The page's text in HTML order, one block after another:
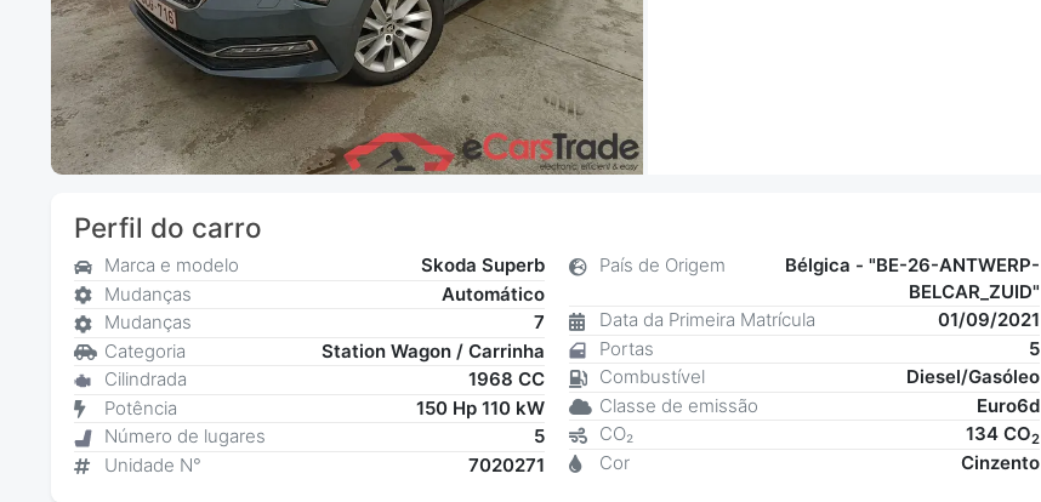
Perfil do carro
Marca e modelo
Skoda Superb
Mudanças
Automático
Mudanças
7
Categoria
Station Wagon / Carrinha
Cilindrada
1968 CC
Potência
150 Hp 110 kW
Número de lugares
5
Unidade N°
7020271
País de Origem
Bélgica - "BE-26-ANTWERP-
BELCAR_ZUID"
Data da Primeira Matrícula
01/09/2021
Portas
5
Combustível
Diesel/Gasóleo
Classe de emissão
Euro6d
CO₂
134 CO2
Cor Cinzento